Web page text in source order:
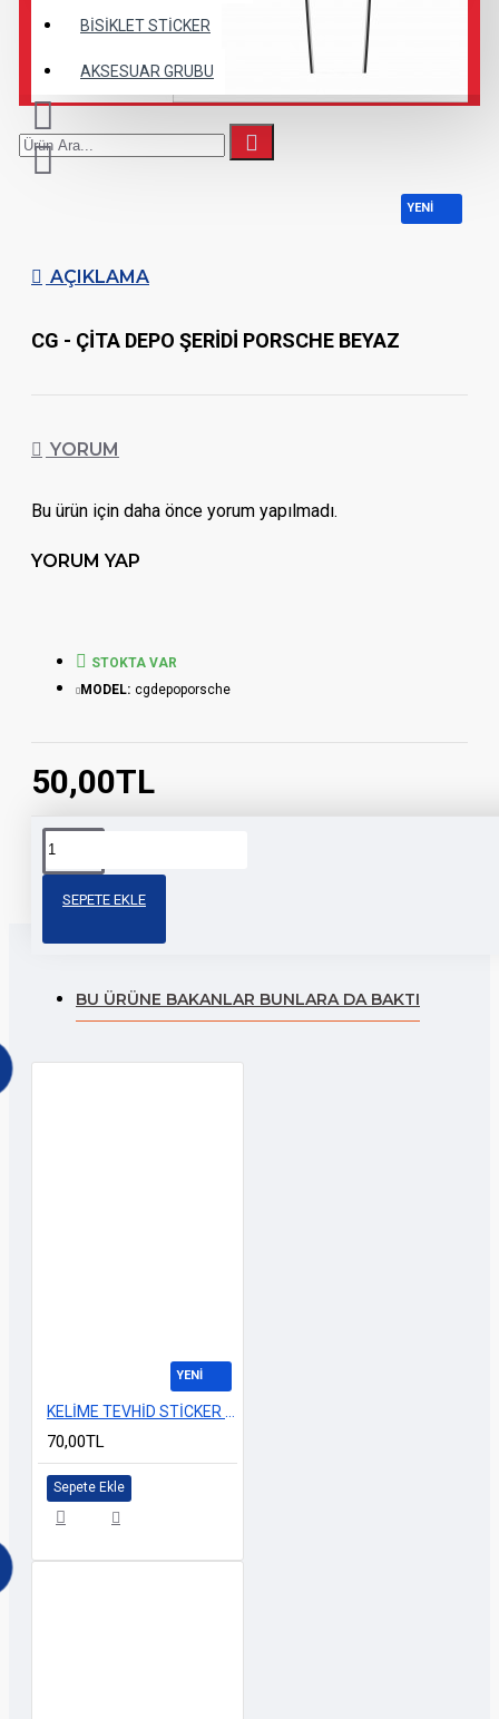
BİSİKLET STİCKER
AKSESUAR GRUBU
YENİ
AÇIKLAMA
CG - ÇİTA DEPO ŞERİDİ PORSCHE BEYAZ
YORUM
Bu ürün için daha önce yorum yapılmadı.
YORUM YAP
50,00TL
STOKTA VAR
MODEL: cgdepoporsche
SEPETE EKLE
Etiketler:
BU ÜRÜNE BAKANLAR BUNLARA DA BAKTI
YENİ
70,00TL
Sepete Ekle